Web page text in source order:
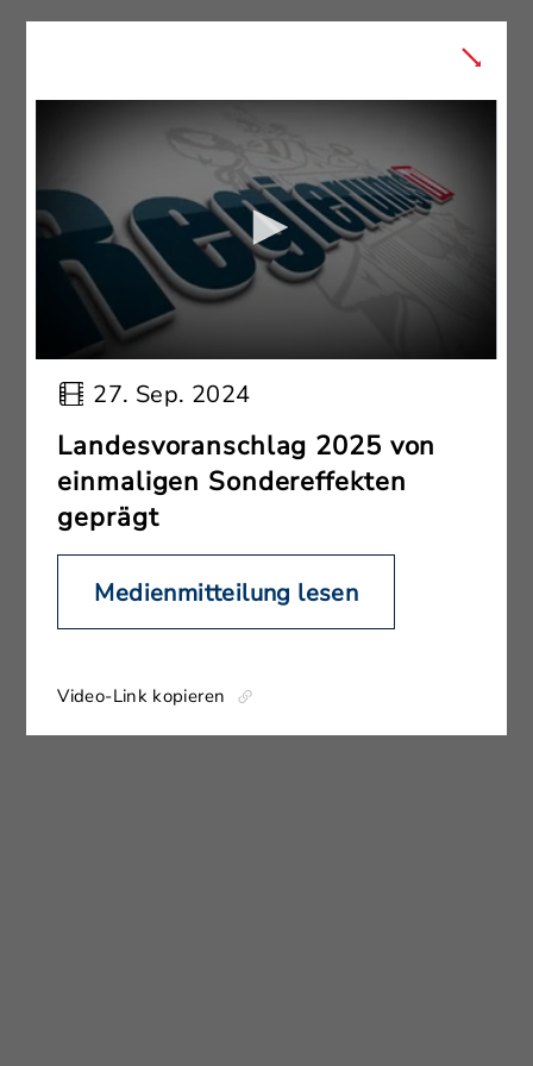
27. Sep. 2024
Landesvoranschlag 2025 von
einmaligen Sondereffekten
geprägt
Medienmitteilung lesen
Video-Link kopieren